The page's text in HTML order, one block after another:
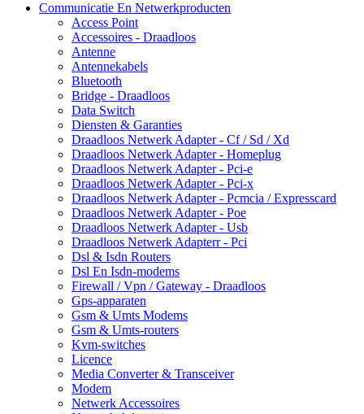
Communicatie En Netwerkproducten
Access Point
Accessoires - Draadloos
Antenne
Antennekabels
Bluetooth
Bridge - Draadloos
Data Switch
Diensten & Garanties
Draadloos Netwerk Adapter - Cf / Sd / Xd
Draadloos Netwerk Adapter - Homeplug
Draadloos Netwerk Adapter - Pci-e
Draadloos Netwerk Adapter - Pci-x
Draadloos Netwerk Adapter - Pcmcia / Expresscard
Draadloos Netwerk Adapter - Poe
Draadloos Netwerk Adapter - Usb
Draadloos Netwerk Adapterr - Pci
Dsl & Isdn Routers
Dsl En Isdn-modems
Firewall / Vpn / Gateway - Draadloos
Gps-apparaten
Gsm & Umts Modems
Gsm & Umts-routers
Kvm-switches
Licence
Media Converter & Transceiver
Modem
Netwerk Accessoires